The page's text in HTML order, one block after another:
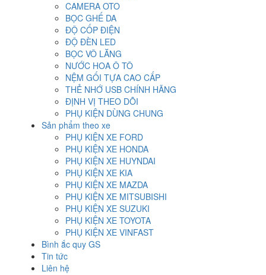
CAMERA OTO
BỌC GHẾ DA
ĐỘ CỐP ĐIỆN
ĐỘ ĐÈN LED
BỌC VÔ LĂNG
NƯỚC HOA Ô TÔ
NỆM GỐI TỰA CAO CẤP
THẺ NHỚ USB CHÍNH HÃNG
ĐỊNH VỊ THEO DÕI
PHỤ KIỆN DÙNG CHUNG
Sản phẩm theo xe
PHỤ KIỆN XE FORD
PHỤ KIỆN XE HONDA
PHỤ KIỆN XE HUYNDAI
PHỤ KIỆN XE KIA
PHỤ KIỆN XE MAZDA
PHỤ KIỆN XE MITSUBISHI
PHỤ KIỆN XE SUZUKI
PHỤ KIỆN XE TOYOTA
PHỤ KIỆN XE VINFAST
Bình ắc quy GS
Tin tức
Liên hệ